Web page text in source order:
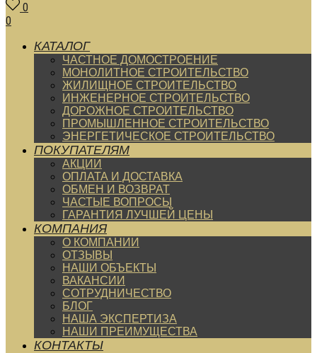
0
0
КАТАЛОГ
ЧАСТНОЕ ДОМОСТРОЕНИЕ
МОНОЛИТНОЕ СТРОИТЕЛЬСТВО
ЖИЛИЩНОЕ СТРОИТЕЛЬСТВО
ИНЖЕНЕРНОЕ СТРОИТЕЛЬСТВО
ДОРОЖНОЕ СТРОИТЕЛЬСТВО
ПРОМЫШЛЕННОЕ СТРОИТЕЛЬСТВО
ЭНЕРГЕТИЧЕСКОЕ СТРОИТЕЛЬСТВО
ПОКУПАТЕЛЯМ
АКЦИИ
ОПЛАТА И ДОСТАВКА
ОБМЕН И ВОЗВРАТ
ЧАСТЫЕ ВОПРОСЫ
ГАРАНТИЯ ЛУЧШЕЙ ЦЕНЫ
КОМПАНИЯ
О КОМПАНИИ
ОТЗЫВЫ
НАШИ ОБЪЕКТЫ
ВАКАНСИИ
СОТРУДНИЧЕСТВО
БЛОГ
НАША ЭКСПЕРТИЗА
НАШИ ПРЕИМУЩЕСТВА
КОНТАКТЫ